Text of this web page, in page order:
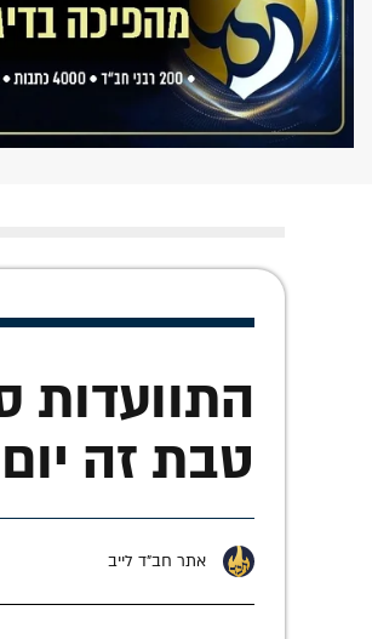
התוועדות
טבת זה
אתר חב"ד לייב